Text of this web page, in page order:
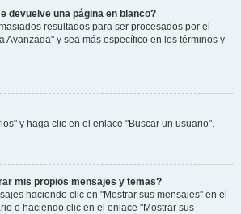
devuelve una página en blanco?
resultados para ser procesados por el
Avanzada" y sea más específico en los términos y
y haga clic en el enlace "Buscar un usuario".
mis propios mensajes y temas?
haciendo clic en "Mostrar sus mensajes" en el
o haciendo clic en el enlace "Mostrar sus